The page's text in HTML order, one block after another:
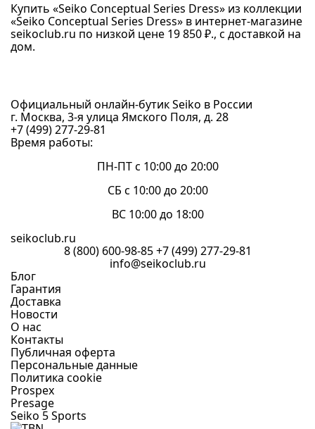
Купить «Seiko Conceptual Series Dress» из коллекции
«Seiko Conceptual Series Dress» в интернет-магазине
seikoclub.ru по низкой цене 19 850 ₽., с доставкой на
дом.
Официальный онлайн-бутик Seiko в России
г. Москва, 3-я улица Ямского Поля, д. 28
+7 (499) 277-29-81
Время работы:
ПН-ПТ с 10:00 до 20:00
СБ с 10:00 до 20:00
ВС 10:00 до 18:00
seikoclub.ru
8 (800) 600-98-85 +7 (499) 277-29-81
info@seikoclub.ru
Блог
Гарантия
Доставка
Новости
О нас
Контакты
Публичная оферта
Персональные данные
Политика cookie
Prospex
Presage
Seiko 5 Sports